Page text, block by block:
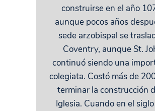
construirse en el año
aunque pocos años
sede arzobispal se
Coventry, aunque St.
continuó siendo una
colegiata. Costó más de
terminar la construcción
Iglesia. Cuando en el